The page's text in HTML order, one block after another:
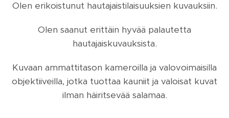
Olen erikoistunut hautajaistilaisuuksien kuvauksiin.
Olen saanut erittäin hyvää palautetta
hautajaiskuvauksista.
Kuvaan ammattitason kameroilla ja valovoimaisilla
objektiiveilla, jotka tuottaa kauniit ja valoisat kuvat
ilman häiritsevää salamaa.